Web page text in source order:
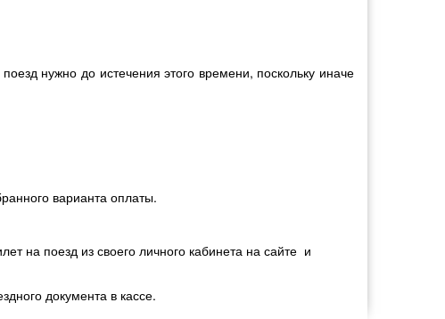
нужно до истечения этого времени, поскольку иначе
варианта оплаты.
на поезд из своего личного кабинета на сайте и
документа в кассе.